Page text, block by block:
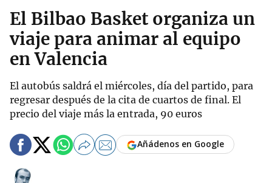
El Bilbao Basket organiza un
viaje para animar al equipo
en Valencia
El autobús saldrá el miércoles, día del partido, para
regresar después de la cita de cuartos de final. El
precio del viaje más la entrada, 90 euros
Añádenos en Google